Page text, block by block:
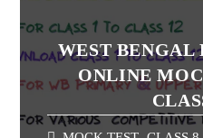
WEST BENGAL
ONLINE